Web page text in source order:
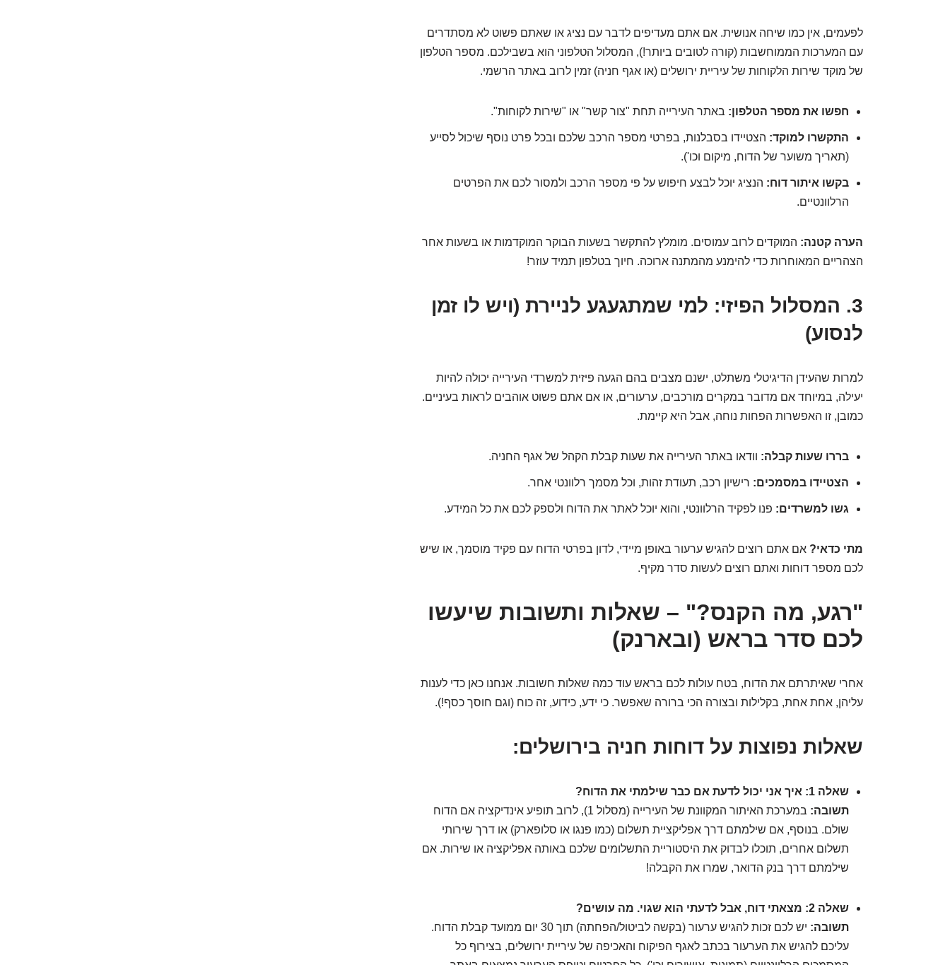
לפעמים, אין כמו שיחה אנושית. אם אתם מעדיפים לדבר עם נציג או שאתם פשוט לא מסתדרים
עם המערכות הממוחשבות (קורה לטובים ביותר!), המסלול הטלפוני הוא בשבילכם. מספר הטלפון
של מוקד שירות הלקוחות של עיריית ירושלים (או אגף חניה) זמין לרוב באתר הרשמי.
חפשו את מספר הטלפון: באתר העירייה תחת "צור קשר" או "שירות לקוחות".
התקשרו למוקד: הצטיידו בסבלנות, בפרטי מספר הרכב שלכם ובכל פרט נוסף שיכול לסייע
(תאריך משוער של הדוח, מיקום וכו').
בקשו איתור דוח: הנציג יוכל לבצע חיפוש על פי מספר הרכב ולמסור לכם את הפרטים
הרלוונטיים.
הערה קטנה: המוקדים לרוב עמוסים. מומלץ להתקשר בשעות הבוקר המוקדמות או בשעות אחר
הצהריים המאוחרות כדי להימנע מהמתנה ארוכה. חיוך בטלפון תמיד עוזר!
3. המסלול הפיזי: למי שמתגעגע לניירת (ויש לו זמן
לנסוע)
למרות שהעידן הדיגיטלי משתלט, ישנם מצבים בהם הגעה פיזית למשרדי העירייה יכולה להיות
יעילה, במיוחד אם מדובר במקרים מורכבים, ערעורים, או אם אתם פשוט אוהבים לראות בעיניים.
כמובן, זו האפשרות הפחות נוחה, אבל היא קיימת.
בררו שעות קבלה: וודאו באתר העירייה את שעות קבלת הקהל של אגף החניה.
הצטיידו במסמכים: רישיון רכב, תעודת זהות, וכל מסמך רלוונטי אחר.
גשו למשרדים: פנו לפקיד הרלוונטי, והוא יוכל לאתר את הדוח ולספק לכם את כל המידע.
מתי כדאי? אם אתם רוצים להגיש ערעור באופן מיידי, לדון בפרטי הדוח עם פקיד מוסמך, או שיש
לכם מספר דוחות ואתם רוצים לעשות סדר מקיף.
"רגע, מה הקנס?" – שאלות ותשובות שיעשו
לכם סדר בראש (ובארנק)
אחרי שאיתרתם את הדוח, בטח עולות לכם בראש עוד כמה שאלות חשובות. אנחנו כאן כדי לענות
עליהן, אחת אחת, בקלילות ובצורה הכי ברורה שאפשר. כי ידע, כידוע, זה כוח (וגם חוסך כסף!).
שאלות נפוצות על דוחות חניה בירושלים:
שאלה 1: איך אני יכול לדעת אם כבר שילמתי את הדוח?
תשובה:
במערכת האיתור המקוונת של העירייה (מסלול 1), לרוב תופיע אינדיקציה אם הדוח
שולם. בנוסף, אם שילמתם דרך אפליקציית תשלום (כמו פנגו או סלופארק) או דרך שירותי
תשלום אחרים, תוכלו לבדוק את היסטוריית התשלומים שלכם באותה אפליקציה או שירות. אם
שילמתם דרך בנק הדואר, שמרו את הקבלה!
שאלה 2: מצאתי דוח, אבל לדעתי הוא שגוי. מה עושים?
תשובה:
יש לכם זכות להגיש ערעור (בקשה לביטול/הפחתה) תוך 30 יום ממועד קבלת הדוח.
עליכם להגיש את הערעור בכתב לאגף הפיקוח והאכיפה של עיריית ירושלים, בצירוף כל